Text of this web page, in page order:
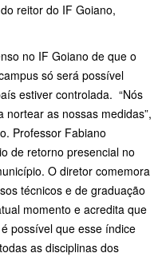
reitor do IF Goiano,
no IF Goiano de que o
só será possível
estiver controlada. “Nós
as nossas medidas”,
Professor Fabiano
de retorno presencial no
O diretor comemora
técnicos e de graduação
momento e acredita que
possível que esse índice
as disciplinas dos